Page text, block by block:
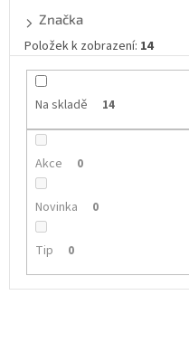
Na skladě 14
Akce 0
Novinka 0
Tip 0
Značka
Položek k zobrazení: 14